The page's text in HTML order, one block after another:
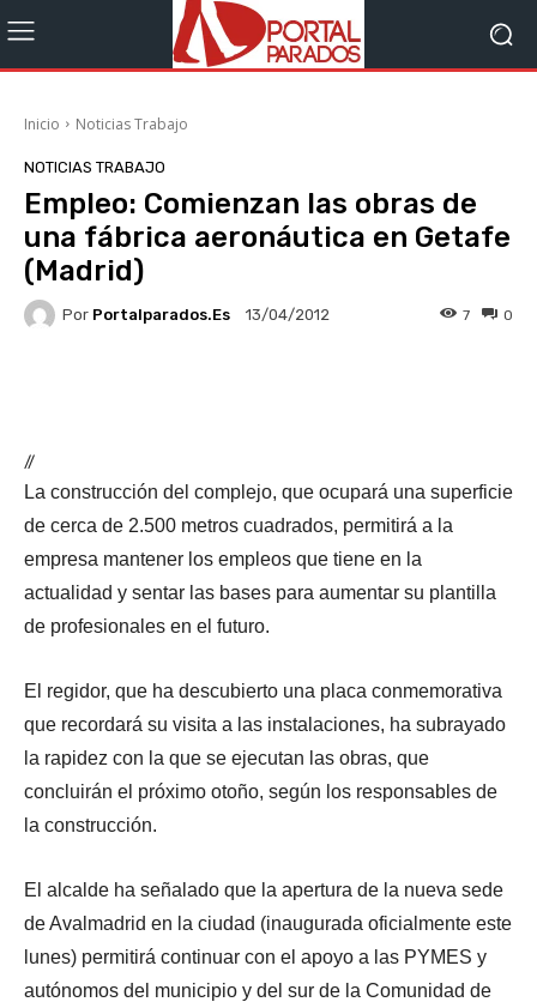
Inicio Noticias Trabajo
NOTICIAS TRABAJO
Empleo: Comienzan las obras de
una fábrica aeronáutica en Getafe
(Madrid)
Por Portalparados.es 13/04/2012 0
7
//
La construcción del complejo, que ocupará una superficie
de cerca de 2.500 metros cuadrados, permitirá a la
empresa mantener los empleos que tiene en la
actualidad y sentar las bases para aumentar su plantilla
de profesionales en el futuro.
El regidor, que ha descubierto una placa conmemorativa
que recordará su visita a las instalaciones, ha subrayado
la rapidez con la que se ejecutan las obras, que
concluirán el próximo otoño, según los responsables de
la construcción.
El alcalde ha señalado que la apertura de la nueva sede
de Avalmadrid en la ciudad (inaugurada oficialmente este
lunes) permitirá continuar con el apoyo a las PYMES y
autónomos del municipio y del sur de la Comunidad de